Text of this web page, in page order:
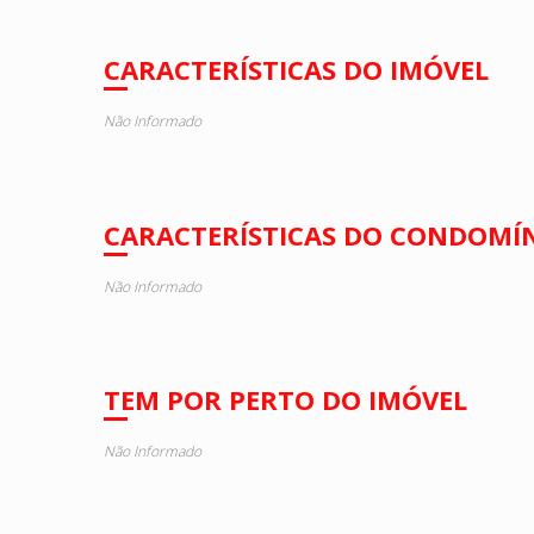
CARACTERÍSTICAS DO IMÓVEL
Não Informado
CARACTERÍSTICAS DO
Não Informado
TEM POR PERTO DO IMÓVEL
Não Informado